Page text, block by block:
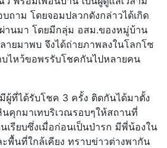
ถาม โดยจอมปลวกดังกล่าวได้เกิด
านมา โดยมีกลุ่ม อสม.ของหมู่บ้าน
ายมาพบ จึงได้ถ่ายภาพลงในโลกโซ
ไหว้ขอพรรับโชคกันไปหลายคน
ผู้ที่ได้รับโชค 3 ครั้ง ติดกันได้มาตั้ง
คุกมาเทบริเวณรอบๆให้สถานที่
เรียบซึ่งเมื่อก่อนเป็นป่ารก มีพี่น้องใน
พื้นที่ใกล้เคียง ทราบข่าวต่างพากัน